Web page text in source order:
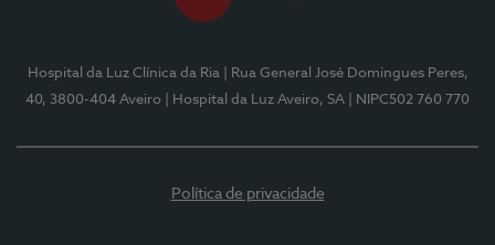
Hospital da Luz Clínica da Ria
| Rua General José Domingues Peres,
40, 3800-404 Aveiro
| Hospital da Luz Aveiro, SA | NIPC502 760 770
Política de privacidade